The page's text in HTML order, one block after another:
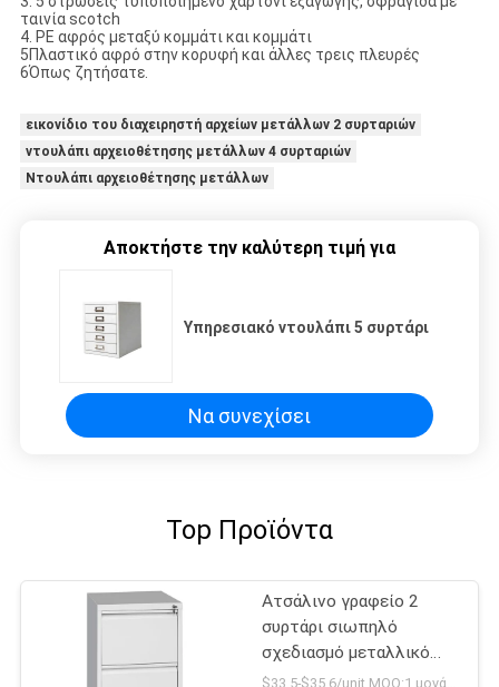
ταινία scotch
4. PE αφρός μεταξύ κομμάτι και κομμάτι
5Πλαστικό αφρό στην κορυφή και άλλες τρεις πλευρές
6Όπως ζητήσατε.
εικονίδιο του διαχειρηστή αρχείων μετάλλων 2 συρταριών
ντουλάπι αρχειοθέτησης μετάλλων 4 συρταριών
Ντουλάπι αρχειοθέτησης μετάλλων
Αποκτήστε την καλύτερη τιμή για
Υπηρεσιακό ντουλάπι 5 συρτάρι
Να συνεχίσει
Top Προϊόντα
Ατσάλινο γραφείο 2
συρτάρι σιωπηλό
σχεδιασμό μεταλλικό
ντουλάπι αρχειοθέτησης